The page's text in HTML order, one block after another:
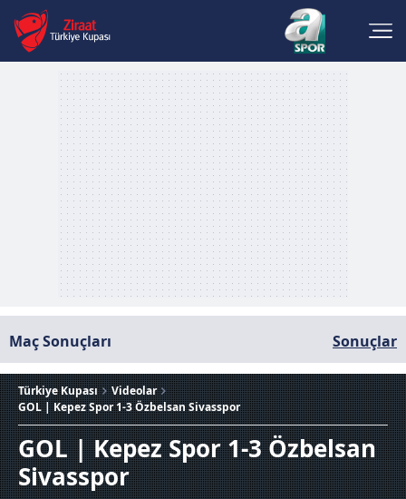
Maç Sonuçları Sonuçlar
Türkiye Kupası
Videolar
GOL | Kepez Spor 1-3 Özbelsan Sivasspor
GOL | Kepez Spor 1-3 Özbelsan
Sivasspor